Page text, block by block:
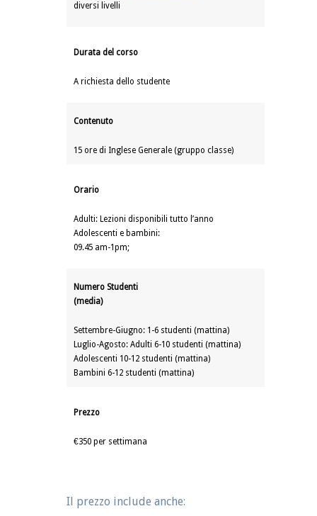
diversi livelli
Durata del corso
A richiesta dello studente
Contenuto
15 ore di Inglese Generale (gruppo classe)
Orario
Adulti: Lezioni disponibili tutto l’anno
Adolescenti e bambini:
09.45 am-1pm;
Numero Studenti
(media)
Settembre-Giugno: 1-6 studenti (mattina)
Luglio-Agosto: Adulti 6-10 studenti (mattina)
Adolescenti 10-12 studenti (mattina)
Bambini 6-12 studenti (mattina)
Prezzo
€350 per settimana
Il prezzo include anche: